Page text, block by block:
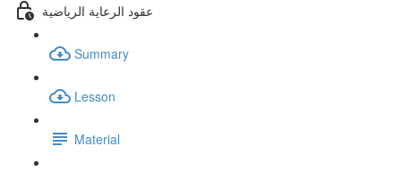
عقود الرعاية الرياضية
Summary
Lesson
Material